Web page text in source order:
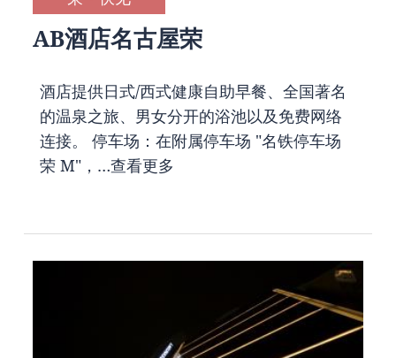
AB酒店名古屋荣
酒店提供日式/西式健康自助早餐、全国著名
的温泉之旅、男女分开的浴池以及免费网络
连接。 停车场：在附属停车场 "名铁停车场
荣 M"，…查看更多